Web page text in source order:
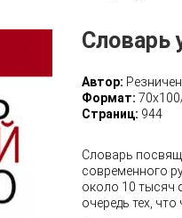
Словарь
Автор:
Формат:
Страниц: 944
Словарь
современного
около 10 тысяч
очередь тех,